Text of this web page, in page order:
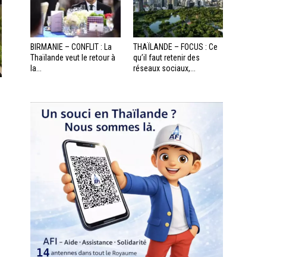
BIRMANIE – CONFLIT : La
Thaïlande veut le retour à
la...
THAÏLANDE – FOCUS : Ce
qu’il faut retenir des
réseaux sociaux,...